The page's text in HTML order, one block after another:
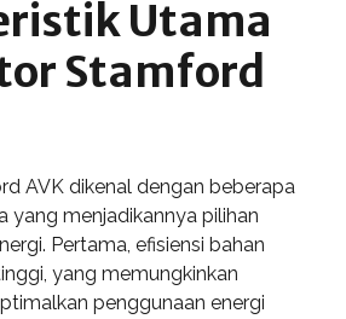
Utama
Stamford
AVK dikenal dengan beberapa
yang menjadikannya pilihan
Pertama, efisiensi bahan
yang memungkinkan
penggunaan energi